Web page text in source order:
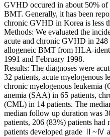
GVHD occured in about 50%
BMT. Generally, it has been
chronic GVHD in Korea is less
Methods: We evaluated the
acute and chronic GVHD in 248
allogeneic BMT from HLA-
1991 and February 1998.
Results: The diagnoses were
32 patients, acute myelogenous
chronic myelogenous leukemia
anemia (SAA) in 65 patients,
(CML) in 14 patients. The
median follow up duration was
patients, 206 (83%) patients
patients developed grade Ⅱ~Ⅳ